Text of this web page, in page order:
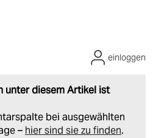
unter diesem Artikel ist
bei ausgewählten
– hier sind sie zu finden.
einloggen